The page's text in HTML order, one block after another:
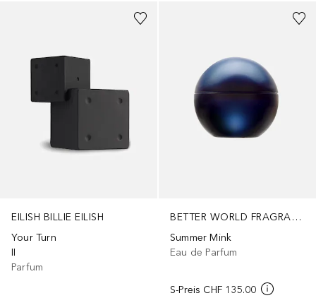
EILISH BILLIE EILISH
Your Turn
II
Parfum
BETTER WORLD FRAGRANCE HOUSE BY DRAKE
Summer Mink
Eau de Parfum
S-Preis CHF 135.00